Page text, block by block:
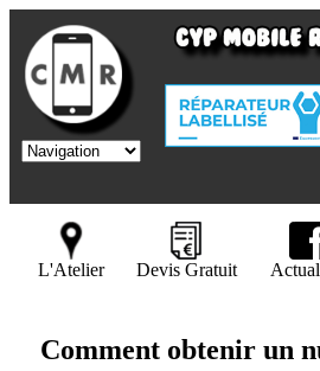
L'Atelier Devis Gratuit
Comment obtenir un